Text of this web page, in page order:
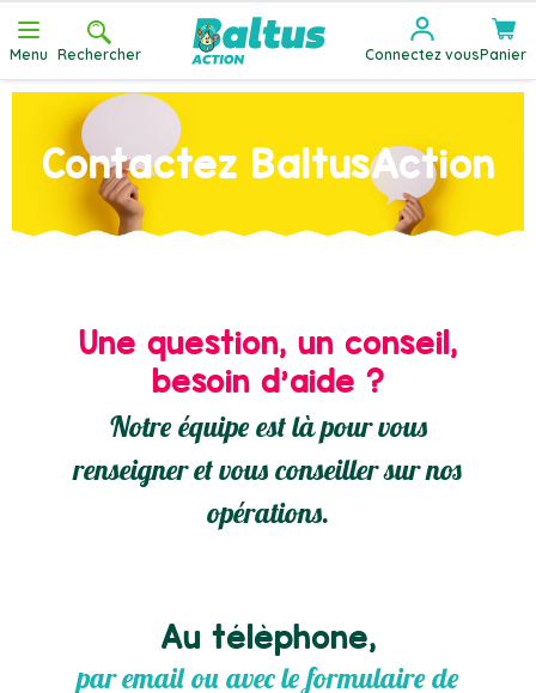
Menu Rechercher Connectez vousPanier
Contactez BaltusAction
Une question, un conseil,
besoin d'aide ?
Notre équipe est là pour vous
renseigner et vous conseiller sur nos
opérations.
Au télèphone,
par email ou avec le formulaire de